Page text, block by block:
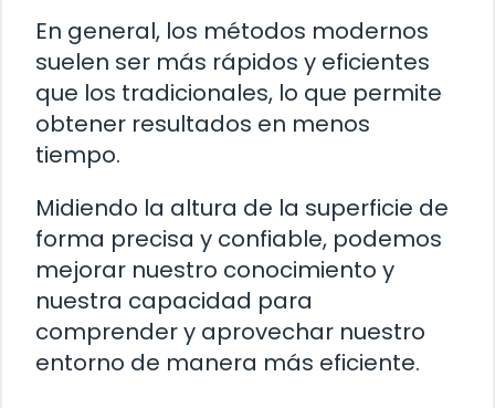
En general, los métodos modernos
suelen ser más rápidos y eficientes
que los tradicionales, lo que permite
obtener resultados en menos
tiempo.
Midiendo la altura de la superficie de
forma precisa y confiable, podemos
mejorar nuestro conocimiento y
nuestra capacidad para
comprender y aprovechar nuestro
entorno de manera más eficiente.